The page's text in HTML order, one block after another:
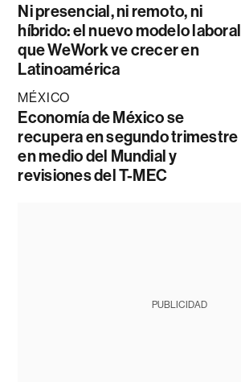
Ni presencial, ni remoto, ni
híbrido: el nuevo modelo laboral
que WeWork ve crecer en
Latinoamérica
MÉXICO
Economía de México se
recupera en segundo trimestre
en medio del Mundial y
revisiones del T-MEC
PUBLICIDAD